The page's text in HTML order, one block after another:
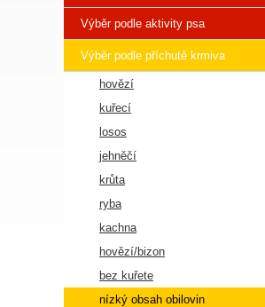
Výběr podle aktivity psa
Výběr podle příchutě krmiva
hovězí
kuřecí
losos
jehněčí
krůta
ryba
kachna
hovězí/bizon
bez kuřete
nízký obsah obilovin